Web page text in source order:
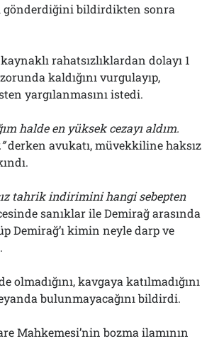
gönderdiğini bildirdikten sonra
rahatsızlıklardan dolayı 1
kaldığını vurgulayıp,
yargılanmasını istedi.
halde en yüksek cezayı aldım.
derken avukatı, müvekkiline haksız
tahrik indirimini hangi sebepten
sanıklar ile Demirağ arasında
Demirağ’ı kimin neyle darp ve
kavgaya katılmadığını
bulunmayacağını bildirdi.
Mahkemesi’nin bozma ilamının